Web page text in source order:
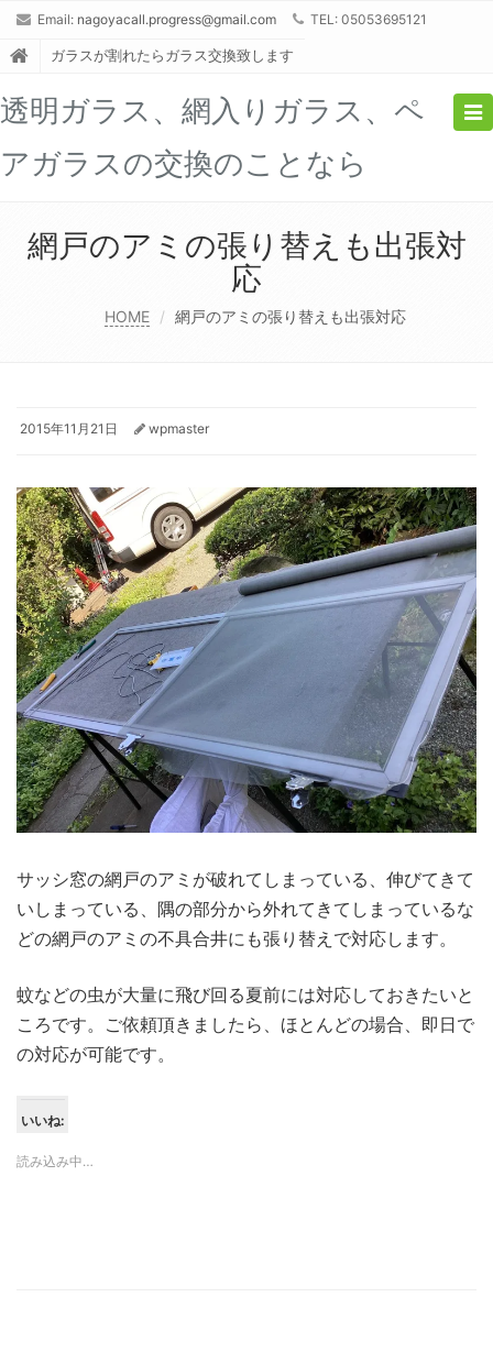
Email: nagoyacall.progress@gmail.com TEL: 05053695121
ガラスが割れたらガラス交換致します
透明ガラス、網入りガラス、ペ
アガラスの交換のことなら
網戸のアミの張り替えも出張対
応
HOME 網戸のアミの張り替えも出張対応
2015年11月21日 wpmaster
サッシ窓の網戸のアミが破れてしまっている、伸びてきて
いしまっている、隅の部分から外れてきてしまっているな
どの網戸のアミの不具合井にも張り替えで対応します。
蚊などの虫が大量に飛び回る夏前には対応しておきたいと
ころです。ご依頼頂きましたら、ほとんどの場合、即日で
の対応が可能です。
いいね:
読み込み中…